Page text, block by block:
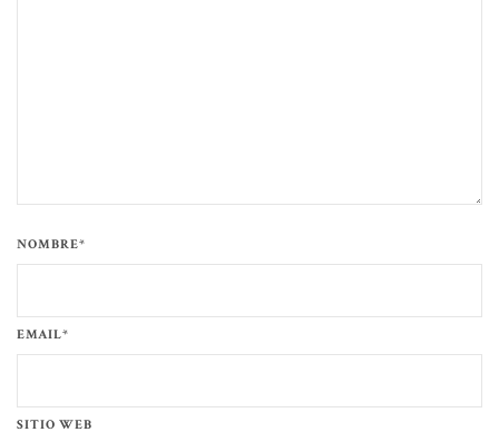
NOMBRE*
EMAIL*
SITIO WEB